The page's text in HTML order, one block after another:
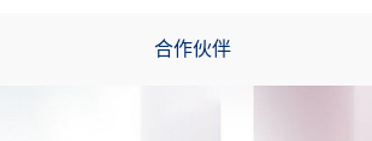
合作伙伴